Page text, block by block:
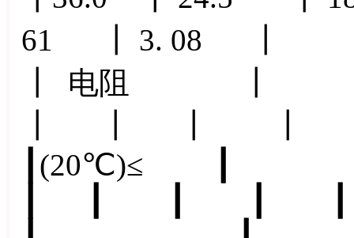
61 ┃ 3. 08 ┃
┃ 电
┃(20℃)≤